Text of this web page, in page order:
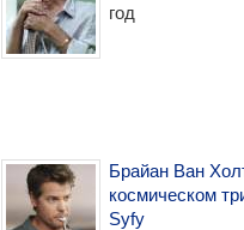
год
Брайан Ван
космическом
Syfy